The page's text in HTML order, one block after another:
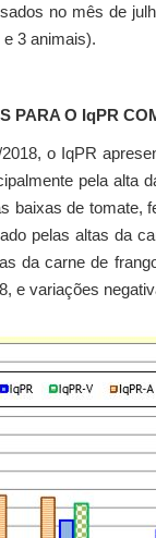
no mês de
3 animais).
PARA O IqPR
o IqPR
pela alta
baixas de tomate,
pelas altas da
da carne de
e variações